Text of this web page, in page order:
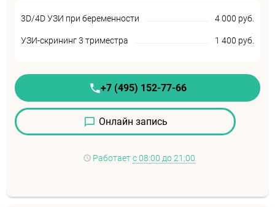
3D/4D УЗИ при беременности 4 000 руб.
УЗИ-скрининг 3 триместра 1 400 руб.
+7 (495) 152-77-66
Онлайн запись
Работаетс 08:00 до 21:00